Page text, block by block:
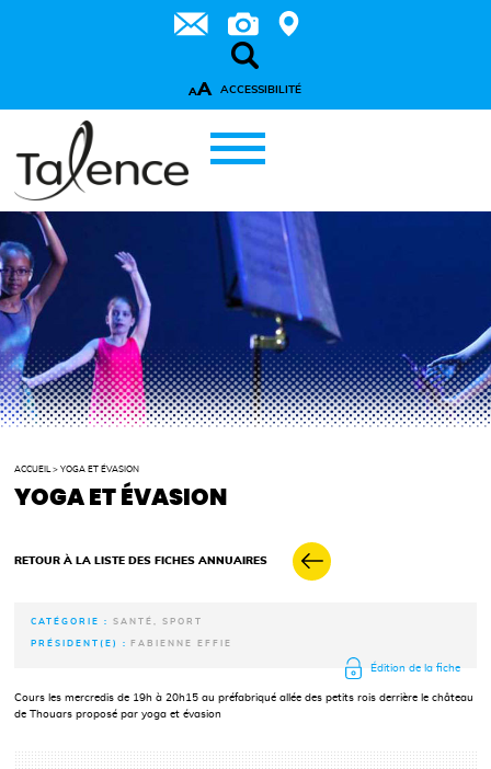
AA ACCESSIBILITÉ
ACCUEIL >YOGA ET ÉVASION
YOGA ET ÉVASION
RETOUR À LA LISTE DES FICHES ANNUAIRES
CATÉGORIE :SANTÉ, SPORT
PRÉSIDENT(E) : FABIENNE EFFIE
Édition de la fiche
Cours les mercredis de 19h à 20h15 au préfabriqué allée des petits rois derrière le château
de Thouars proposé par yoga et évasion